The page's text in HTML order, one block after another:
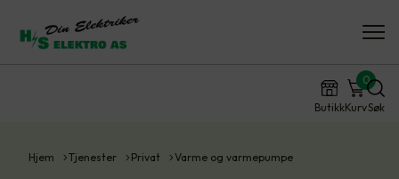
ButikkKurv
0
Søk
Hjem Tjenester Privat Varme og varmepumpe